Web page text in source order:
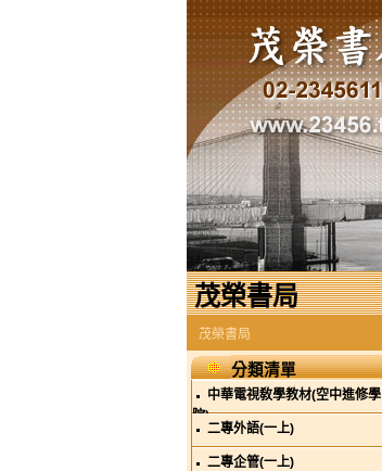
茂榮書局
茂榮書局
分類清單
中華電視敎學教材(空中進修學
院)
二專外語(一上)
二專企管(一上)